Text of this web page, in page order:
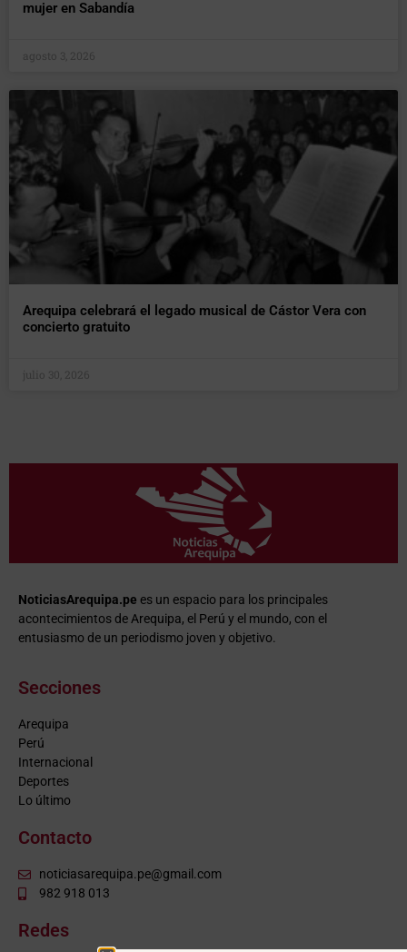
mujer en Sabandía
agosto 3, 2026
Arequipa celebrará el legado musical de Cástor Vera con
concierto gratuito
julio 30, 2026
NoticiasArequipa.pe es un espacio para los principales
acontecimientos de Arequipa, el Perú y el mundo, con el
entusiasmo de un periodismo joven y objetivo.
Secciones
Arequipa
Perú
Internacional
Deportes
Lo último
Contacto
noticiasarequipa.pe@gmail.com
982 918 013
Redes